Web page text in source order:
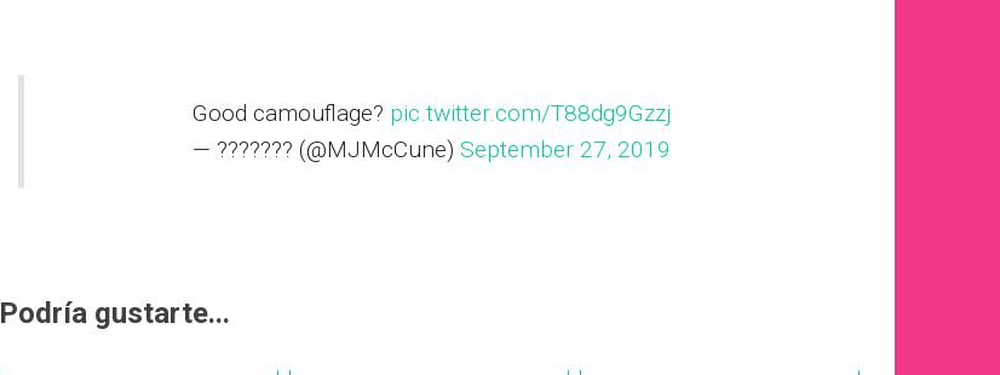
Good camouflage? pic.twitter.com/T88dg9Gzzj
— ??????? (@MJMcCune) September 27, 2019
Podría gustarte...